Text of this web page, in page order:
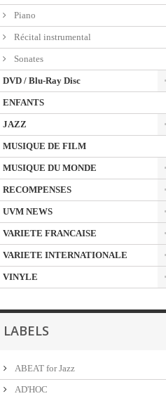
Piano
Récital instrumental
Sonates
DVD / Blu-Ray Disc
ENFANTS
JAZZ
MUSIQUE DE FILM
MUSIQUE DU MONDE
RECOMPENSES
UVM NEWS
VARIETE FRANCAISE
VARIETE INTERNATIONALE
VINYLE
LABELS
ABEAT for Jazz
AD'HOC